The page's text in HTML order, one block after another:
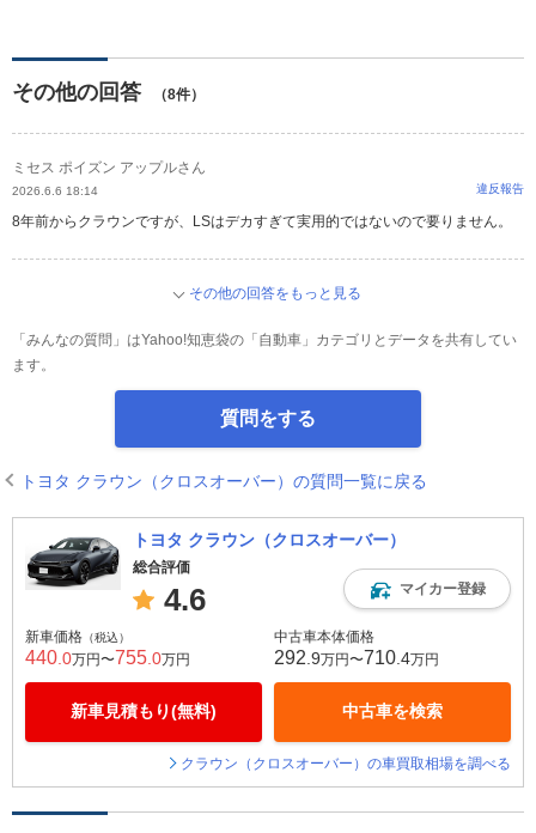
その他の回答 （8件）
ミセス ポイズン アップルさん
2026.6.6 18:14 違反報告
8年前からクラウンですが、LSはデカすぎて実用的ではないので要りません。
その他の回答をもっと見る
「みんなの質問」はYahoo!知恵袋の「自動車」カテゴリとデータを共有してい
ます。
質問をする
トヨタ クラウン（クロスオーバー）の質問一覧に戻る
トヨタ クラウン（クロスオーバー）
総合評価
4.6 マイカー登録
新車価格 （税込）
440 .0万円〜755 .0万円
新車見積もり(無料)
中古車本体価格
292 .9万円〜710 .4万円
中古車を検索
クラウン（クロスオーバー）の車買取相場を調べる